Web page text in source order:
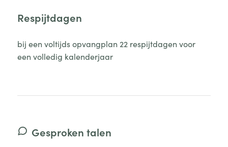
Respijtdagen
bij een voltijds opvangplan 22 respijtdagen voor
een volledig kalenderjaar
Gesproken talen